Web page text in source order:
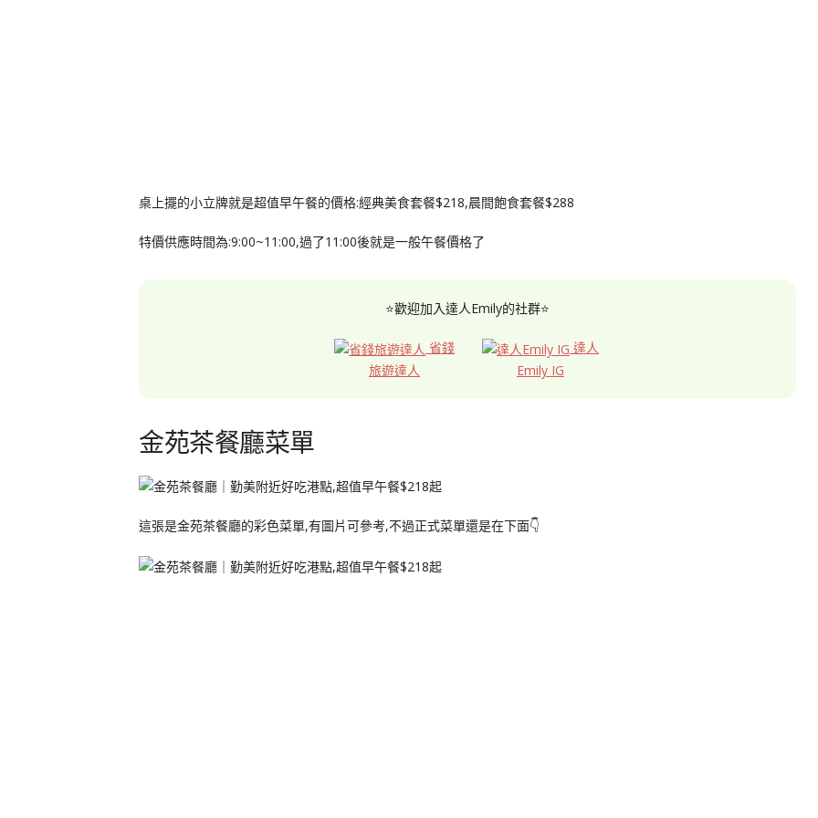
桌上擺的小立牌就是超值早午餐的價格:經典美食套餐$218,晨間飽食套餐$288
特價供應時間為:9:00~11:00,過了11:00後就是一般午餐價格了
⭐歡迎加入達人Emily的社群⭐
省錢
旅遊達人
達人
Emily IG
金苑茶餐廳菜單
這張是金苑茶餐廳的彩色菜單,有圖片可參考,不過正式菜單還是在下面👇